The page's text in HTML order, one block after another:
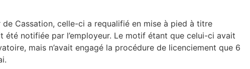
Cassation, celle-ci a requalifié en mise à pied à titre
notifiée par l’employeur. Le motif étant que celui-ci avait
mais n’avait engagé la procédure de licenciement que 6